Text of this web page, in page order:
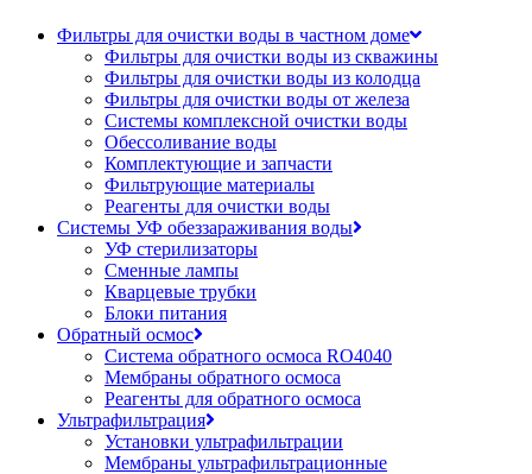
Фильтры для очистки воды в частном доме
Фильтры для очистки воды из скважины
Фильтры для очистки воды из колодца
Фильтры для очистки воды от железа
Системы комплексной очистки воды
Обессоливание воды
Комплектующие и запчасти
Фильтрующие материалы
Реагенты для очистки воды
Системы УФ обеззараживания воды
УФ стерилизаторы
Сменные лампы
Кварцевые трубки
Блоки питания
Обратный осмос
Система обратного осмоса RO4040
Мембраны обратного осмоса
Реагенты для обратного осмоса
Ультрафильтрация
Установки ультрафильтрации
Мембраны ультрафильтрационные